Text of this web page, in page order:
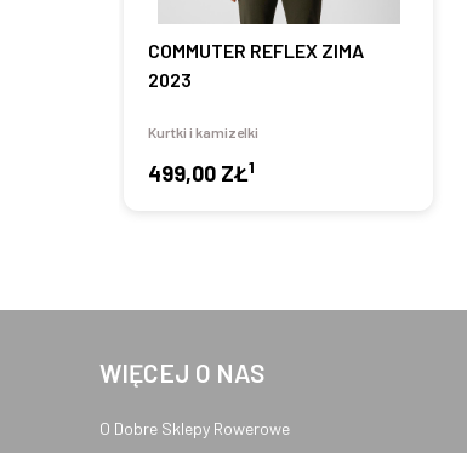
COMMUTER REFLEX ZIMA
2023
Kurtki i kamizelki
499,00 ZŁ1
WIĘCEJ O NAS
O Dobre Sklepy Rowerowe